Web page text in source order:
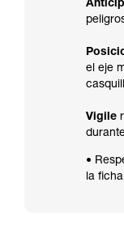
el eje
Vigile
•
la